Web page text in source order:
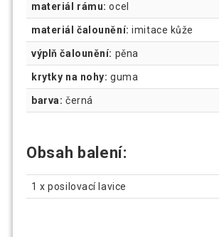
materiál rámu: ocel
materiál čalounění: imitace kůže
výplň čalounění: pěna
krytky na nohy: guma
barva: černá
Obsah balení:
1 x posilovací lavice